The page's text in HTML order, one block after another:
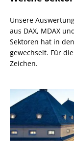
Unsere
aus DAX, MDAX
Sektoren hat in
gewechselt. Für
Zeichen.